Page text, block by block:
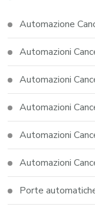
Automazione
Automazioni
Automazioni
Automazioni
Automazioni
Automazioni
Porte